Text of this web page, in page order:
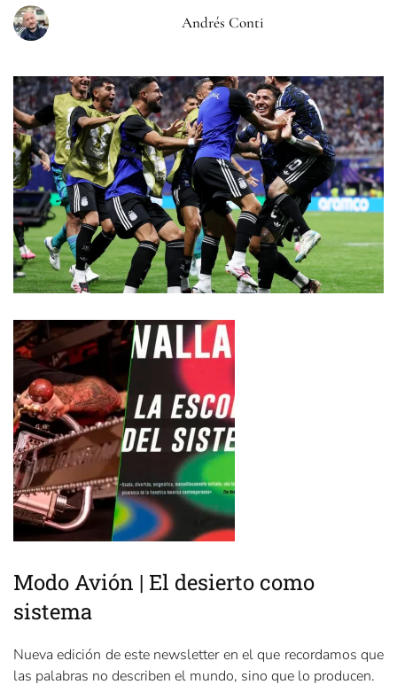
Andrés Conti
Modo Avión | El desierto como
sistema
Nueva edición de este newsletter en el que recordamos que
las palabras no describen el mundo, sino que lo producen.